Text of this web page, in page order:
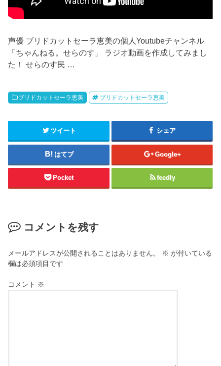
声優 ブリドカットセーラ恵美の個人Youtubeチャンネル
「ちゃんねる。せらのす」 ラジオ動画を作成してみまし
た！ せらのす民 …
ブリドカットセーラ恵美 ブリドカットセーラ恵美
ツイート シェア
はてブ Google+
Pocket feedly
コメントを残す
メールアドレスが公開されることはありません。 ※ が付いている
欄は必須項目です
コメント ※